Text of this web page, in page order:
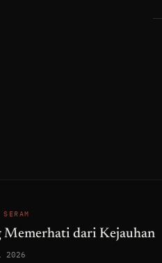
Memerhati dari Kejauhan
2026